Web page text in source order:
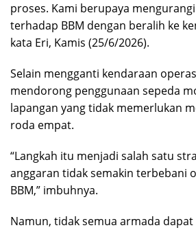
proses. Kami berupaya
terhadap BBM dengan beralih ke
kata Eri, Kamis (25/6/2026).
Selain mengganti kendaraan
mendorong penggunaan sepeda
lapangan yang tidak memerlukan
roda empat.
“Langkah itu menjadi salah satu
anggaran tidak semakin terbebani
BBM,” imbuhnya.
Namun, tidak semua armada